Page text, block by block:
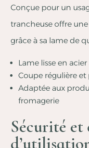
Conçue pour un
trancheuse offre
grâce à sa lame de
Lame lisse en
Coupe régulière et
Adaptée aux
fromagerie
Sécurité